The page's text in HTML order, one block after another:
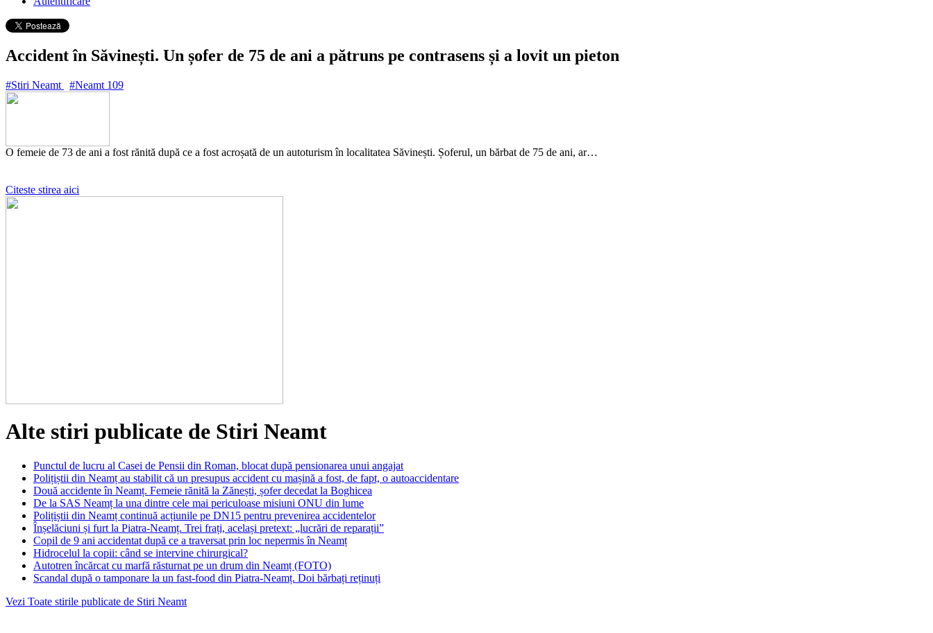
Accident în Săvinești. Un șofer de 75 de ani a pătruns pe contrasens și a lovit un pieton
#Stiri Neamt #Neamt 109
O femeie de 73 de ani a fost rănită după ce a fost acroșată de un autoturism în localitatea Săvinești. Șoferul, un bărbat de 75 de ani, ar…
Citeste stirea aici
Alte stiri publicate de Stiri Neamt
Punctul de lucru al Casei de Pensii din Roman, blocat după pensionarea unui angajat
Polițiștii din Neamț au stabilit că un presupus accident cu mașină a fost, de fapt, o autoaccidentare
Două accidente în Neamț. Femeie rănită la Zănești, șofer decedat la Boghicea
De la SAS Neamț la una dintre cele mai periculoase misiuni ONU din lume
Polițiștii din Neamț continuă acțiunile pe DN15 pentru prevenirea accidentelor
Înșelăciuni și furt la Piatra-Neamț. Trei frați, același pretext: „lucrări de reparații”
Copil de 9 ani accidentat după ce a traversat prin loc nepermis în Neamț
Hidrocelul la copii: când se intervine chirurgical?
Autotren încărcat cu marfă răsturnat pe un drum din Neamț (FOTO)
Scandal după o tamponare la un fast-food din Piatra-Neamț. Doi bărbați reținuți
Vezi Toate stirile publicate de Stiri Neamt